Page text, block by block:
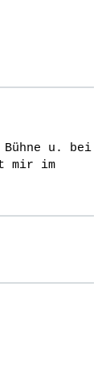
u. bei
mir im